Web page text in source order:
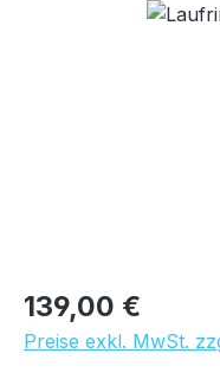
Bildergalerie
Regulärer Preis:
139,00 €
Preise exkl. MwSt.